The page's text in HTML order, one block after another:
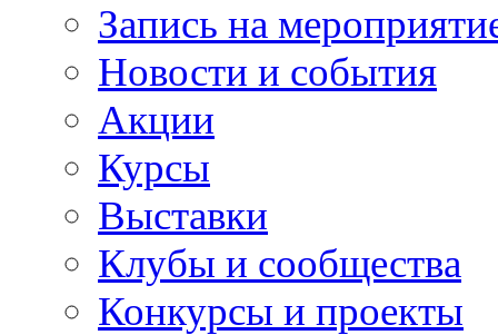
Запись на
Новости и события
Акции
Курсы
Выставки
Клубы и сообщества
Конкурсы и проекты